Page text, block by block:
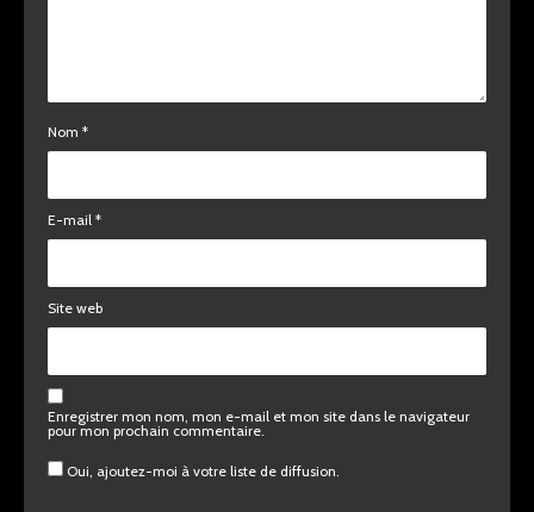
Nom *
E-mail *
Site web
Enregistrer mon nom, mon e-mail et mon site dans le navigateur
pour mon prochain commentaire.
Oui, ajoutez-moi à votre liste de diffusion.